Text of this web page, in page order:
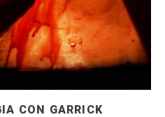
CON GARRICK